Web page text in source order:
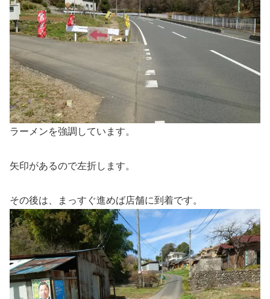
ラーメンを強調しています。
矢印があるので左折します。
その後は、まっすぐ進めば店舗に到着です。